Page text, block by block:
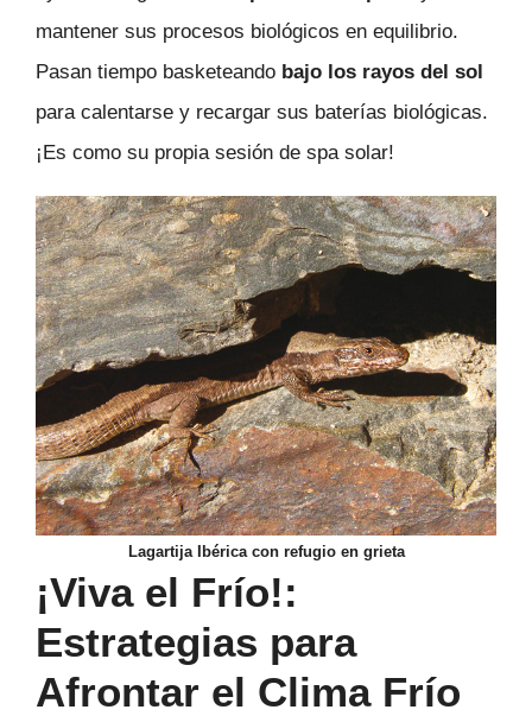
mantener sus procesos biológicos en equilibrio.
Pasan tiempo basketeando bajo los rayos del sol
para calentarse y recargar sus baterías biológicas.
¡Es como su propia sesión de spa solar!
Lagartija Ibérica con refugio en grieta
¡Viva el Frío!:
Estrategias para
Afrontar el Clima Frío